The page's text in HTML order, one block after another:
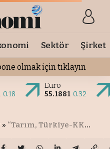
Sektör Şirket
olmak için tıklayın
0.18
Euro
55.1881 0.32
» “Tarım, Türkiye-KKTC ilişkilerinde önemli olacak”